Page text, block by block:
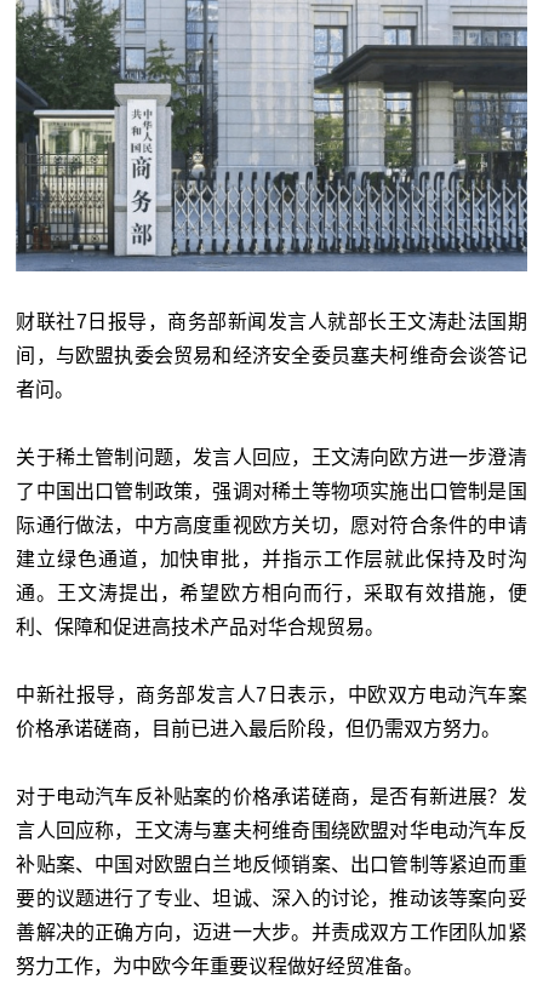
财联社7日报导，商务部新闻发言人就部长王文涛赴法国期
间，与欧盟执委会贸易和经济安全委员塞夫柯维奇会谈答记
者问。
关于稀土管制问题，发言人回应，王文涛向欧方进一步澄清
了中国出口管制政策，强调对稀土等物项实施出口管制是国
际通行做法，中方高度重视欧方关切，愿对符合条件的申请
建立绿色通道，加快审批，并指示工作层就此保持及时沟
通。王文涛提出，希望欧方相向而行，采取有效措施，便
利、保障和促进高技术产品对华合规贸易。
中新社报导，商务部发言人7日表示，中欧双方电动汽车案
价格承诺磋商，目前已进入最后阶段，但仍需双方努力。
对于电动汽车反补贴案的价格承诺磋商，是否有新进展？发
言人回应称，王文涛与塞夫柯维奇围绕欧盟对华电动汽车反
补贴案、中国对欧盟白兰地反倾销案、出口管制等紧迫而重
要的议题进行了专业、坦诚、深入的讨论，推动该等案向妥
善解决的正确方向，迈进一大步。并责成双方工作团队加紧
努力工作，为中欧今年重要议程做好经贸准备。